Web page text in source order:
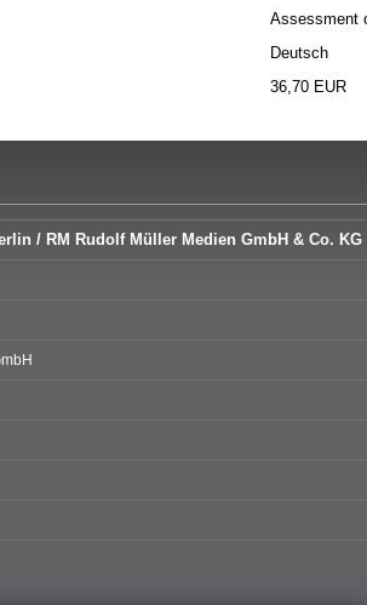
Assessment
Deutsch
36,70 EUR
/ RM Rudolf Müller Medien GmbH & Co. KG